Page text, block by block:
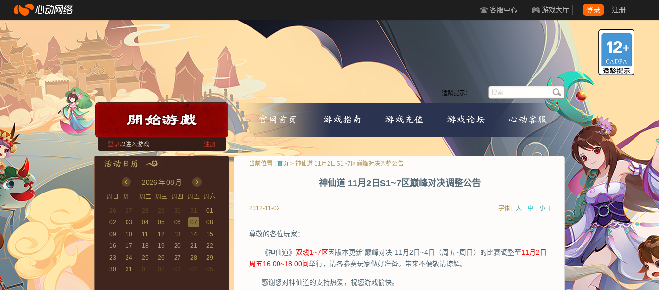
客服中心 游戏大厅 登录 注册
登录以进入游戏 注册
适龄提示： 12+
2026年08 月
周日 周一 周二 周三 周四 周五
周六
26
27 28 29 30 31
01
02
03 04 05 06 07
08
09
10 11 12 13 14
15
16
17 18 19 20 21
22
23
24 25 26 27 28
29
30
31 01 02 03 04 05
当前位置 : 首页 > 神仙道 11月2日S1~7区巅峰对决调整公告
神仙道 11月2日S1~7区巅峰对决调整公告
2012-11-02 字体:[ 大 中 小 ]
尊敬的各位玩家：
《神仙道》 双线1~7区因版本更新“巅峰对决”11月2日~4日（周五~周日）的比赛调整至11月2日
周五16:00~18:00间举行，请各参赛玩家做好准备。带来不便敬请谅解。
感谢您对神仙道的支持热爱，祝您游戏愉快。